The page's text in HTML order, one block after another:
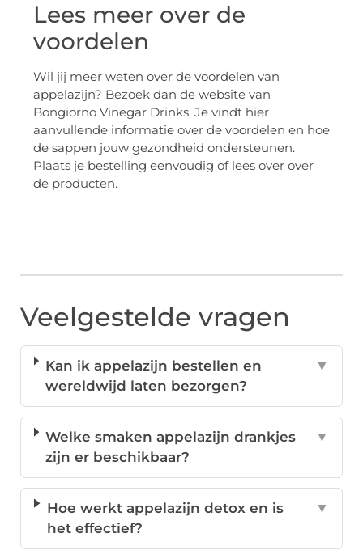
Lees meer over de
voordelen
Wil jij meer weten over de voordelen van
appelazijn? Bezoek dan de website van
Bongiorno Vinegar Drinks. Je vindt hier
aanvullende informatie over de voordelen en hoe
de sappen jouw gezondheid ondersteunen.
Plaats je bestelling eenvoudig of lees over over
de producten.
Veelgestelde vragen
Kan ik appelazijn bestellen en
wereldwijd laten bezorgen?
▼
Welke smaken appelazijn drankjes
zijn er beschikbaar?
▼
Hoe werkt appelazijn detox en is
het effectief?
▼